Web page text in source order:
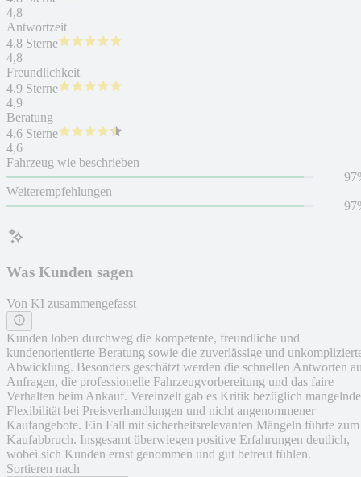
Was Kunden sagen
Von KI zusammengefasst
Kunden loben durchweg die kompetente, freundliche und
kundenorientierte Beratung sowie die zuverlässige und
Abwicklung. Besonders geschätzt werden die schnellen Antworten
Anfragen, die professionelle Fahrzeugvorbereitung und das faire
Verhalten beim Ankauf. Vereinzelt gab es Kritik bezüglich
Flexibilität bei Preisverhandlungen und nicht angenommener
Kaufangebote. Ein Fall mit sicherheitsrelevanten Mängeln führte zum
Kaufabbruch. Insgesamt überwiegen positive Erfahrungen deutlich,
wobei sich Kunden ernst genommen und gut betreut fühlen.
Sortieren nach
4,8
Antwortzeit
4.8 Sterne
4,8
Freundlichkeit
4.9 Sterne
4,9
Beratung
4.6 Sterne
4,6
Fahrzeug wie beschrieben
Weiterempfehlungen